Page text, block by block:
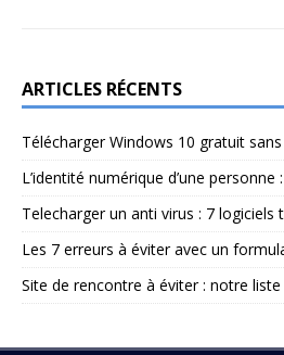
ARTICLES RÉCENTS
Télécharger Windows 10 gratuit sans
L’identité numérique d’une
Telecharger un anti virus : 7 logiciels
Les 7 erreurs à éviter avec un
Site de rencontre à éviter : notre